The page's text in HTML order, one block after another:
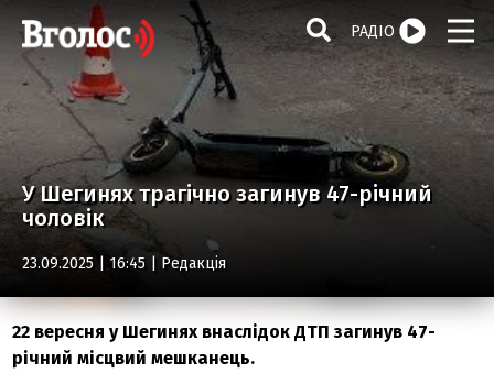
РАДІО
У Шегинях трагічно загинув 47-річний
чоловік
23.09.2025 | 16:45 | Редакція
22 вересня у Шегинях внаслідок ДТП загинув 47-
річний місцвий мешканець.